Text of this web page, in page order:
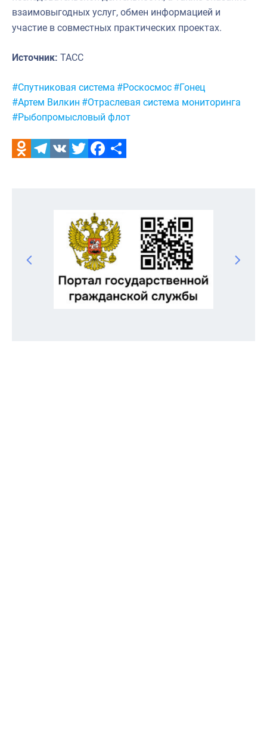
взаимовыгодных услуг, обмен информацией и
участие в совместных практических проектах.
Источник: ТАСС
Метки:
#Спутниковая система #Роскосмос #Гонец
#Артем Вилкин #Отраслевая система мониторинга
#Рыбопромысловый флот